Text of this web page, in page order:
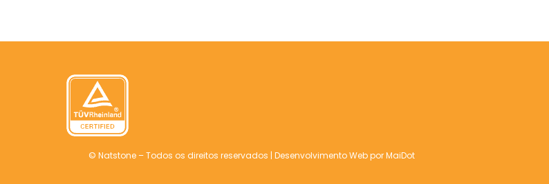
© Natstone – Todos os direitos reservados |Desenvolvimento Webpor MaiDot